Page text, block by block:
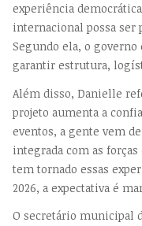
experiência
internacional possa ser
Segundo ela, o
garantir estrutura,
Além disso, Danielle
projeto aumenta a
eventos, a gente vem
integrada com as
tem tornado essas
2026, a expectativa é
O secretário municipal